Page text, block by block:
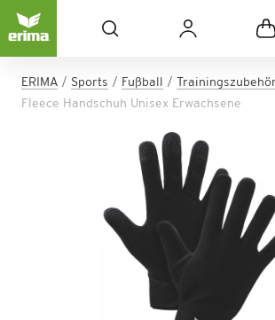
ERIMA Sports Fußball
Trainingszubehör
Fleece Handschuh Unisex Erwachsene